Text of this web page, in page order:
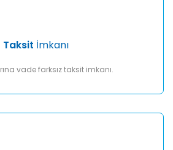
Taksit İmkanı
vade farksız taksit imkanı.